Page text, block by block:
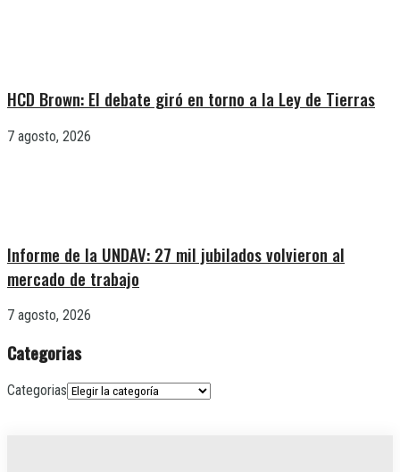
HCD Brown: El debate giró en torno a la Ley de Tierras
7 agosto, 2026
Informe de la UNDAV: 27 mil jubilados volvieron al
mercado de trabajo
7 agosto, 2026
Categorias
Categorias